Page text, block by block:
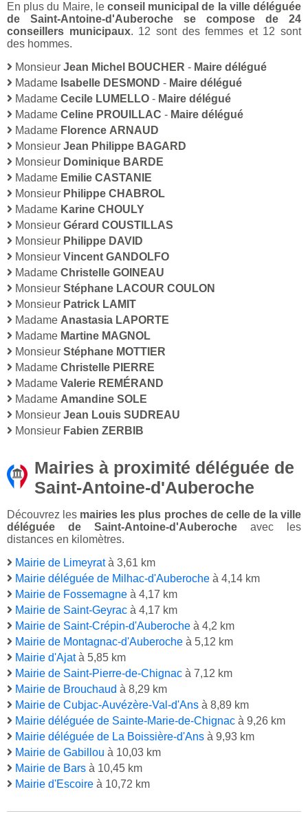
En plus du Maire, le conseil municipal de la ville déléguée
de Saint-Antoine-d'Auberoche se compose de 24
conseillers municipaux. 12 sont des femmes et 12 sont
des hommes.
Monsieur Jean Michel BOUCHER - Maire délégué
Madame Isabelle DESMOND - Maire délégué
Madame Cecile LUMELLO - Maire délégué
Madame Celine PROUILLAC - Maire délégué
Madame Florence ARNAUD
Monsieur Jean Philippe BAGARD
Monsieur Dominique BARDE
Madame Emilie CASTANIE
Monsieur Philippe CHABROL
Madame Karine CHOULY
Monsieur Gérard COUSTILLAS
Monsieur Philippe DAVID
Monsieur Vincent GANDOLFO
Madame Christelle GOINEAU
Monsieur Stéphane LACOUR COULON
Monsieur Patrick LAMIT
Madame Anastasia LAPORTE
Madame Martine MAGNOL
Monsieur Stéphane MOTTIER
Madame Christelle PIERRE
Madame Valerie REMÉRAND
Madame Amandine SOLE
Monsieur Jean Louis SUDREAU
Monsieur Fabien ZERBIB
Mairies à proximité déléguée de
Saint-Antoine-d'Auberoche
Découvrez les mairies les plus proches de celle de la ville
déléguée de Saint-Antoine-d'Auberoche avec les
distances en kilomètres.
Mairie de Limeyratà 3,61 km
Mairie déléguée de Milhac-d'Auberoche à 4,14 km
Mairie de Fossemagne à 4,17 km
Mairie de Saint-Geyrac à 4,17 km
Mairie de Saint-Crépin-d'Auberoche à 4,2 km
Mairie de Montagnac-d'Auberoche à 5,12 km
Mairie d'Ajatà 5,85 km
Mairie de Saint-Pierre-de-Chignac à 7,12 km
Mairie de Brouchaud à 8,29 km
Mairie de Cubjac-Auvézère-Val-d'Ans à 8,89 km
Mairie déléguée de Sainte-Marie-de-Chignac à 9,26 km
Mairie déléguée de La Boissière-d'Ans à 9,93 km
Mairie de Gabillou à 10,03 km
Mairie de Bars à 10,45 km
Mairie d'Escoire à 10,72 km